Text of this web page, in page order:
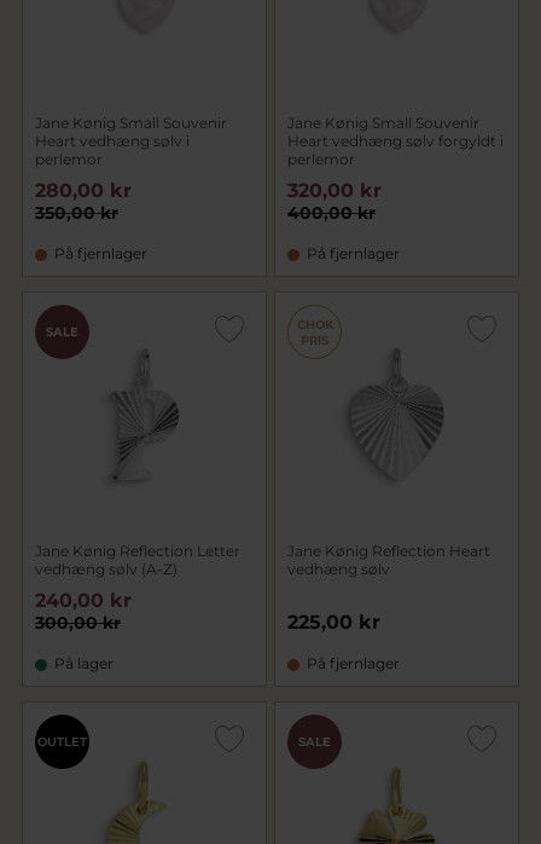
Jane Kønig Small Souvenir
Heart vedhæng sølv i
perlemor
350,00 kr
280,00 kr
På fjernlager
Jane Kønig Small Souvenir
Heart vedhæng sølv forgyldt i
perlemor
400,00 kr
320,00 kr
På fjernlager
SALE
Jane Kønig Reflection Letter
vedhæng sølv (A-Z)
300,00 kr
240,00 kr
På lager
CHOK
PRIS
Jane Kønig Reflection Heart
vedhæng sølv
225,00 kr
På fjernlager
OUTLET SALE